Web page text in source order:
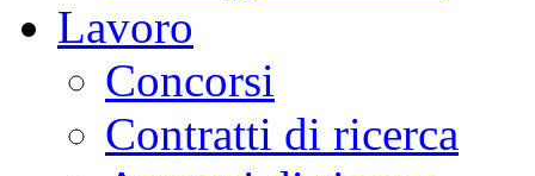
Lavoro
Concorsi
Contratti di ricerca